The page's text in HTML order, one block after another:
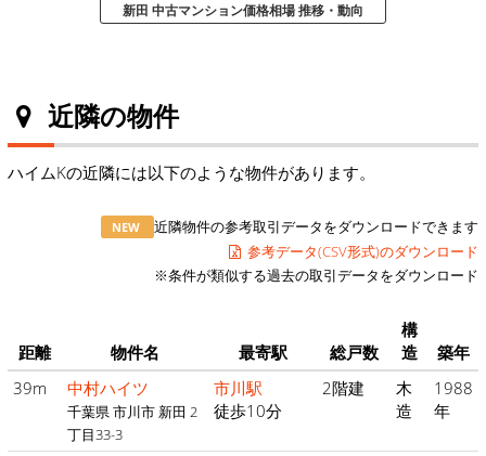
新田 中古マンション価格相場 推移・動向
近隣の物件
ハイムKの近隣には以下のような物件があります。
NEW
近隣物件の参考取引データをダウンロードできます
参考データ(CSV形式)のダウンロード
※条件が類似する過去の取引データをダウンロード
距離 物件名 最寄駅 総戸数
構
造
築年
39m
中村ハイツ
千葉県 市川市 新田 2
丁目33-3
市川駅
徒歩10分
2階建
木
造
1988
年